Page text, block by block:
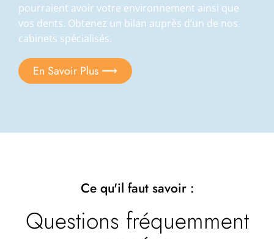
pourraient avoir votre environnement ainsi que
vos dents. Obtenez un bilan auprès d’un de nos
cabinets spécialisés.
En Savoir Plus ⟶
Ce qu'il faut savoir :
Questions fréquemment